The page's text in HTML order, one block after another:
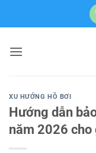
dung
XU HƯỚNG HỒ BƠI
Hướng dẫn
năm 2026